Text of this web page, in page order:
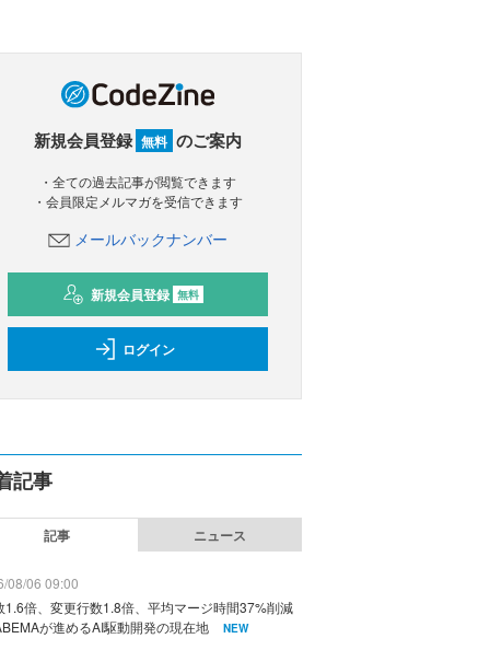
新規会員登録 無料 のご案内
・全ての過去記事が閲覧できます
・会員限定メルマガを受信できます
メールバックナンバー
新規会員登録 無料
ログイン
記事
記事 ニュース
08/06 09:00
1.6倍、変更行数1.8倍、平均マージ時間37%削減
が進めるAI駆動開発の現在地
NEW